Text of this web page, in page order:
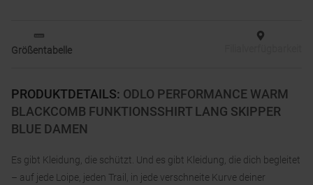
PRODUKTDETAILS: ODLO PERFORMANCE WARM
BLACKCOMB FUNKTIONSSHIRT LANG SKIPPER
BLUE DAMEN
Es gibt Kleidung, die schützt. Und es gibt Kleidung, die dich begleitet
– auf jede Loipe, jeden Trail, in jede verschneite Kurve deiner
Größentabelle